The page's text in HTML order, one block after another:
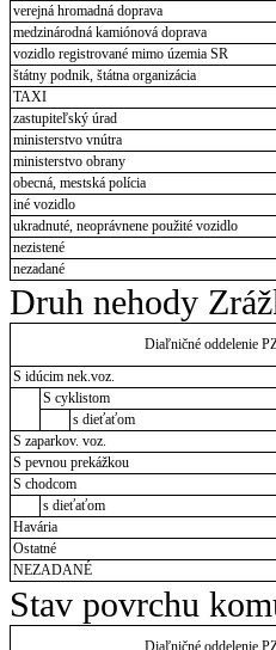
verejná hromadná doprava
medzinárodná kamiónová doprava
vozidlo registrované mimo územia SR
štátny podnik, štátna organizácia
TAXI
zastupiteľský úrad
ministerstvo vnútra
ministerstvo obrany
obecná, mestská polícia
iné vozidlo
ukradnuté, neoprávnene použité vozidlo
nezistené
nezadané
Druh nehody
Diaľničné oddelenie
S idúcim nek.voz.
S cyklistom
s dieťaťom
S zaparkov. voz.
S pevnou prekážkou
S chodcom
s dieťaťom
Havária
Ostatné
NEZADANÉ
Stav povrchu
Diaľničné oddelenie